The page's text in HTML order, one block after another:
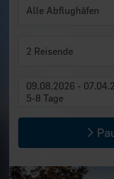
2 Reisende
09.08.2026 -
5-8 Tage